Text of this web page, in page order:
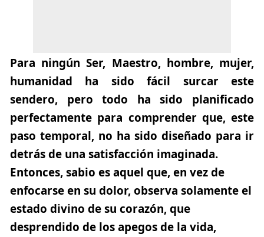
Para ningún Ser, Maestro, hombre, mujer,
humanidad ha sido fácil surcar este
sendero, pero todo ha sido planificado
perfectamente para comprender que, este
paso temporal, no ha sido diseñado para ir
detrás de una satisfacción imaginada.
Entonces, sabio es aquel que, en vez de
enfocarse en su dolor,observa solamente el
estado divino de su corazón, que
desprendido de los apegos de la vida,